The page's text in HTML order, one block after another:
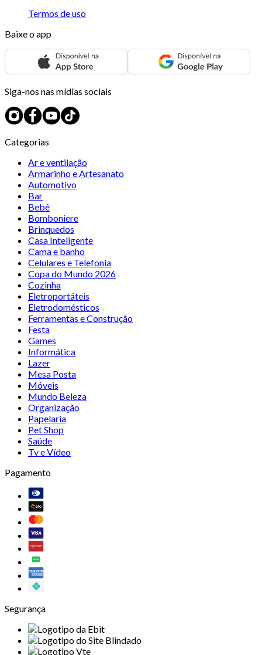
Termos de uso
Baixe o app
Siga-nos nas mídias sociais
Categorias
Ar e ventilação
Armarinho e Artesanato
Automotivo
Bar
Bebê
Bomboniere
Brinquedos
Casa Inteligente
Cama e banho
Celulares e Telefonia
Copa do Mundo 2026
Cozinha
Eletroportáteis
Eletrodomésticos
Ferramentas e Construção
Festa
Games
Informática
Lazer
Mesa Posta
Móveis
Mundo Beleza
Organização
Papelaria
Pet Shop
Saúde
Tv e Vídeo
Pagamento
Segurança